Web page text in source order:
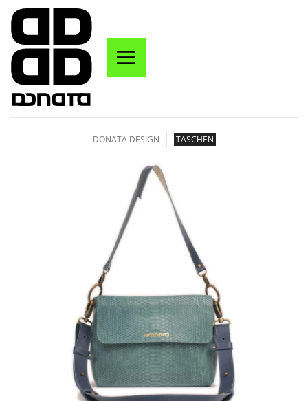
Zum Hauptinhalt springen
DONATA DESIGN TASCHEN